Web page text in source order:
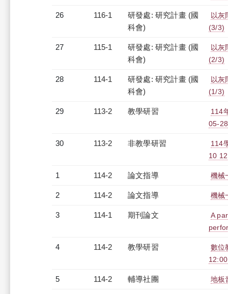
26 116-1
研發處: 研究計畫 (國
科會)
以灰
(3/3)
27 115-1
研發處: 研究計畫 (國
科會)
以灰
(2/3)
28 114-1
研發處: 研究計畫 (國
科會)
以灰
(1/3)
29 113-2 教學研習
114
05-
30 113-2 非教學研習
114
10
1 114-2 論文指導 機械
2 114-2 論文指導 機械
3 114-1 期刊論文
A
4 114-2 教學研習
數位
5 114-2 輔導社團 地板